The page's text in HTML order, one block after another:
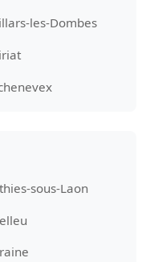
les-Dombes
sous-Laon